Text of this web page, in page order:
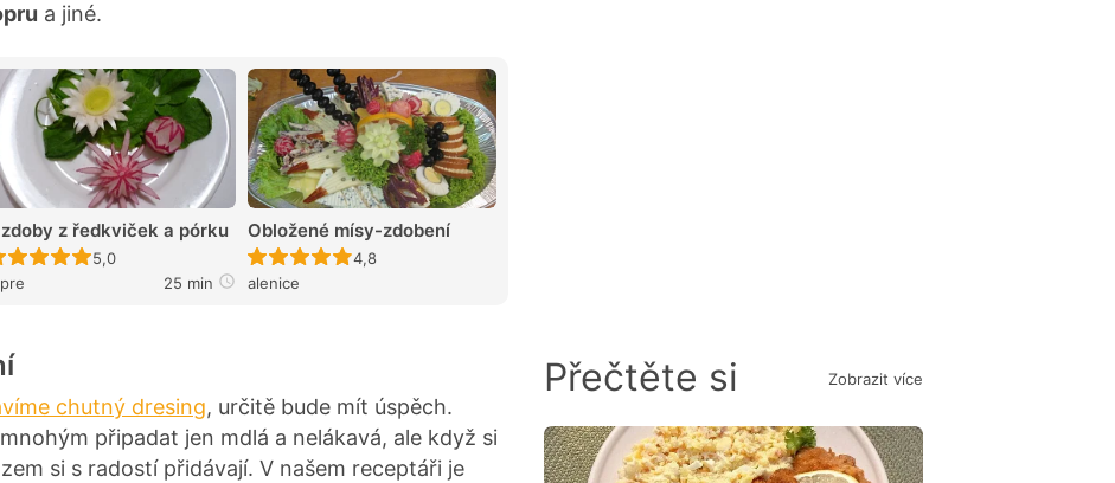
a jiné.
z ředkviček a pórku
Recept ještě nebyl hodnocen
5,0
25 min
Obložené mísy-zdobení
Recept ještě nebyl hodnocen
4,8
alenice
chutný dresing, určitě bude mít úspěch.
připadat jen mdlá a nelákavá, ale když si
si s radostí přidávají. V našem receptáři je
Přečtěte si Zobrazit více